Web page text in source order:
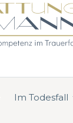
Im Todesfall